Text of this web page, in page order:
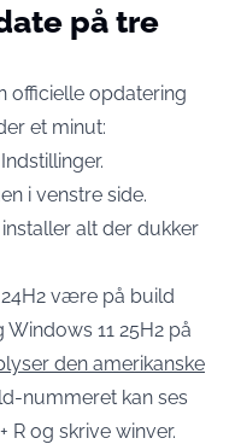
på tre
officielle opdatering
et minut:
i venstre side.
alt der dukker
være på build
11 25H2 på
den amerikanske
nummeret kan ses
R og skrive winver.